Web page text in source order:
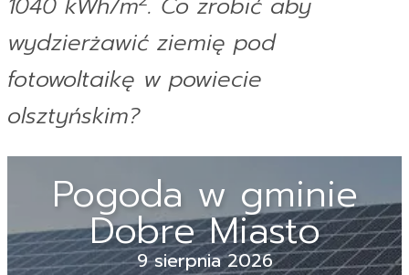
1040 kWh/m . Co zrobić aby
wydzierżawić ziemię pod
fotowoltaikę w powiecie
olsztyńskim?
Pogoda w gminie
Dobre Miasto
9 sierpnia 2026